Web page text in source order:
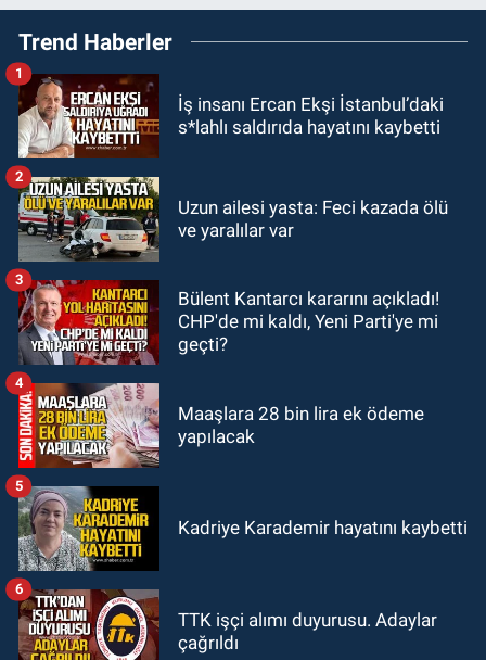
18:36AK Parti teşkilatları
toplanarak istişarede bulundu
18:18Gurbetçi Elmaslar
Zonguldakspor’a destek oldu
17:17Zonguldakspor’dan Süper
SİYASET
16:50Ereğli ve Alaplı teşkilat
anahtarları teslim edildi.
Trend Haberler
İş insanı Ercan Ekşi İstanbul’daki
s*lahlı saldırıda hayatını kaybetti
1
Uzun ailesi yasta: Feci kazada ölü
ve yaralılar var
2
Bülent Kantarcı kararını açıkladı!
CHP'de mi kaldı, Yeni Parti'ye mi
geçti?
3
Maaşlara 28 bin lira ek ödeme
yapılacak
4
Kadriye Karademir hayatını kaybetti
5
TTK işçi alımı duyurusu. Adaylar
çağrıldı
6